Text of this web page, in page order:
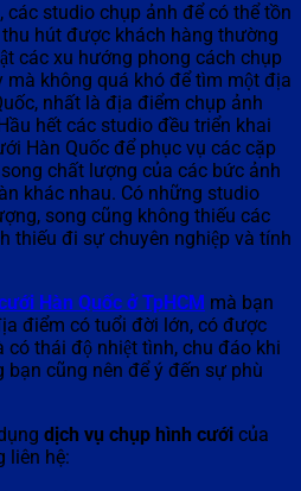
các studio chụp ảnh để có thể tồn
hút được khách hàng thường
các xu hướng phong cách chụp
mà không quá khó để tìm một địa
nhất là địa điểm chụp ảnh
hết các studio đều triển khai
Hàn Quốc để phục vụ các cặp
chất lượng của các bức ảnh
khác nhau. Có những studio
song cũng không thiếu các
thiếu đi sự chuyên nghiệp và tính
Hàn Quốc ở TpHCM mà bạn
điểm có tuổi đời lớn, có được
có thái độ nhiệt tình, chu đáo khi
cũng nên để ý đến sự phù
dịch vụ chụp hình cưới của
liên hệ: